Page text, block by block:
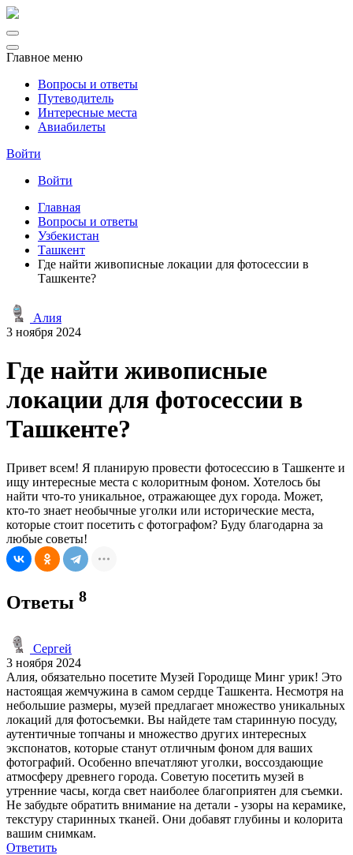
Главное меню
Вопросы и ответы
Путеводитель
Интересные места
Авиабилеты
Войти
Войти
Главная
Вопросы и ответы
Узбекистан
Ташкент
Где найти живописные локации для фотосессии в
Ташкенте?
Алия
3 ноября 2024
Где найти живописные
локации для фотосессии в
Ташкенте?
Привет всем! Я планирую провести фотосессию в Ташкенте и
ищу интересные места с колоритным фоном. Хотелось бы
найти что-то уникальное, отражающее дух города. Может,
кто-то знает необычные уголки или исторические места,
которые стоит посетить с фотографом? Буду благодарна за
любые советы!
Ответы 8
Сергей
3 ноября 2024
Алия, обязательно посетите Музей Городище Минг урик! Это
настоящая жемчужина в самом сердце Ташкента. Несмотря на
небольшие размеры, музей предлагает множество уникальных
локаций для фотосъемки. Вы найдете там старинную посуду,
аутентичные топчаны и множество других интересных
экспонатов, которые станут отличным фоном для ваших
фотографий. Особенно впечатляют уголки, воссоздающие
атмосферу древнего города. Советую посетить музей в
утренние часы, когда свет наиболее благоприятен для съемки.
Не забудьте обратить внимание на детали - узоры на керамике,
текстуру старинных тканей. Они добавят глубины и колорита
вашим снимкам.
Ответить